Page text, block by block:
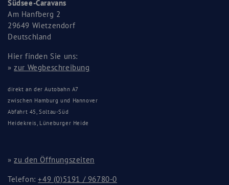
Südsee-Caravans
Am Hanfberg 2
29649 Wietzendorf
Deutschland
Hier finden Sie uns:
»zur Wegbeschreibung
direkt an der Autobahn A7
zwischen Hamburg und Hannover
Abfahrt 45, Soltau-Süd
Heidekreis, Lüneburger Heide
»zu den Öffnungszeiten
Telefon:+49 (0)5191 / 96780-0